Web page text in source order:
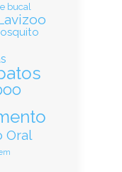
bucal
Oral